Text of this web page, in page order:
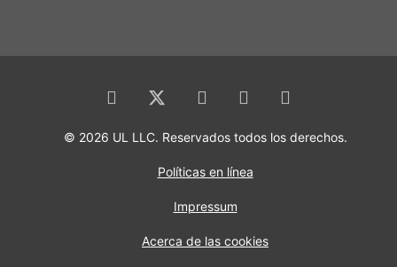
© 2026 UL LLC. Reservados todos los derechos.
Políticas en línea
Impressum
Acerca de las cookies